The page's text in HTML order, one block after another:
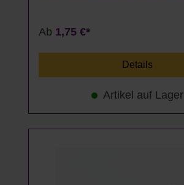
Ab 1,75 €*
Details
Artikel auf Lager